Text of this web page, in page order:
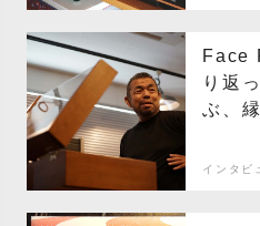
Face
り返
ぶ、
インタ